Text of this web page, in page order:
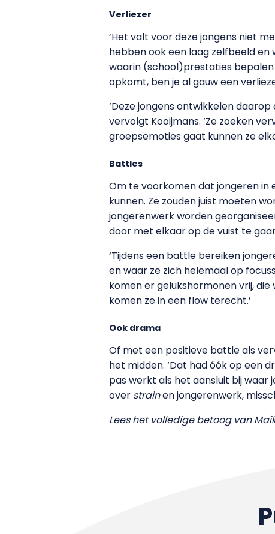
Verliezer
‘Het valt voor deze jongens niet
hebben ook een laag zelfbeeld
waarin (school)prestaties bepalen
opkomt, ben je al gauw een
‘Deze jongens ontwikkelen
vervolgt Kooijmans. ‘Ze zoeken
groepsemoties gaat kunnen ze
Battles
Om te voorkomen dat jongeren in
kunnen. Ze zouden juist moeten
jongerenwerk worden
door met elkaar op de vuist te
‘Tijdens een battle bereiken
en waar ze zich helemaal op
komen er gelukshormonen vrij,
komen ze in een flow terecht.’
Ook drama
Of met een positieve battle als
het midden. ‘Dat had óók op een
pas werkt als het aansluit bij waar
over strainen jongerenwerk,
Lees het volledige betoog van